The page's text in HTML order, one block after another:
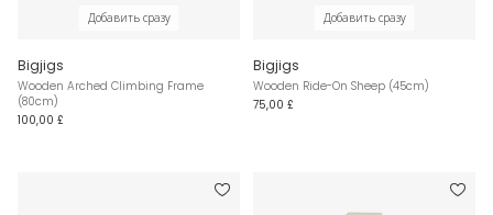
Добавить сразу
Bigjigs
Wooden Arched Climbing Frame
(80cm)
100,00 £
Добавить сразу
Bigjigs
Wooden Ride-On Sheep (45cm)
75,00 £